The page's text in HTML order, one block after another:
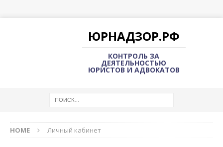
ЮРНАДЗОР.РФ
КОНТРОЛЬ ЗА
ДЕЯТЕЛЬНОСТЬЮ
ЮРИСТОВ И АДВОКАТОВ
HOME Личный кабинет